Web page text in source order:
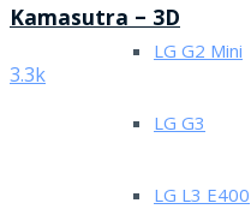
LG G2 Mini
LG G3
LG L3 E400
Kamasutra – 3D
3.3k